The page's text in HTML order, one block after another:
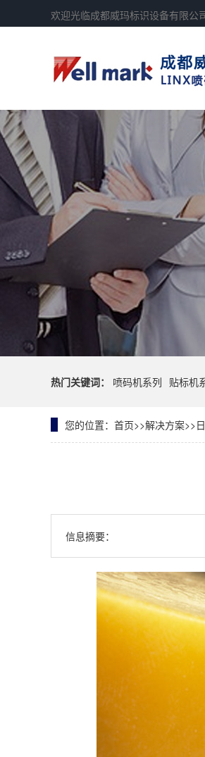
欢迎光临成都威玛标识设备有限公
热门关键词： 喷码机系列 贴标机
您的位置： 首页>>解决方案>>
信息摘要：